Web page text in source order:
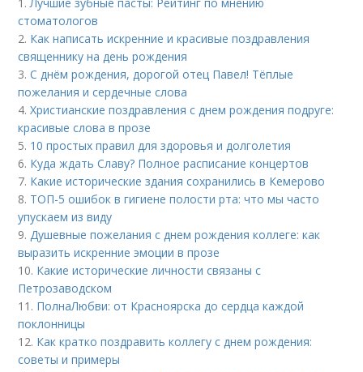
стоматологов
2. Как написать искренние и красивые поздравления
священнику на день рождения
3.С днём рождения, дорогой отец Павел! Тёплые
пожелания и сердечные слова
4.Христианские поздравления с днем рождения подруге:
красивые слова в прозе
5. 10 простых правил для здоровья и долголетия
6. Куда ждать Славу? Полное расписание концертов
7. Какие исторические здания сохранились в Кемерово
8. ТОП-5 ошибок в гигиене полости рта: что мы часто
упускаем из виду
9.Душевные пожелания с днем рождения коллеге: как
выразить искренние эмоции в прозе
10. Какие исторические личности связаны с
Петрозаводском
11. ПолнаЛюбви: от Красноярска до сердца каждой
поклонницы
12. Как кратко поздравить коллегу с днем рождения:
советы и примеры